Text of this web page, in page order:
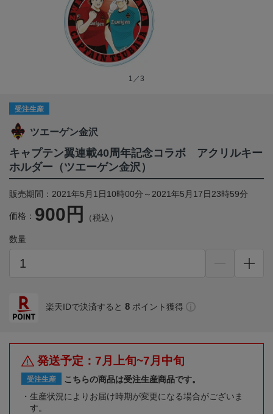
1／3
受注生産
ツエーゲン金沢
キャプテン翼連載40周年記念コラボ アクリルキー
ホルダー（ツエーゲン金沢）
販売期間：2021年5月1日10時00分～2021年5月17日23時59分
価格： 900円 （税込）
数量
楽天IDで決済すると 8 ポイント獲得
発送予定：7月上旬~7月中旬
受注生産
こちらの商品は受注生産商品です。
生産状況によりお届け時期が変更になる場合がございま
す。